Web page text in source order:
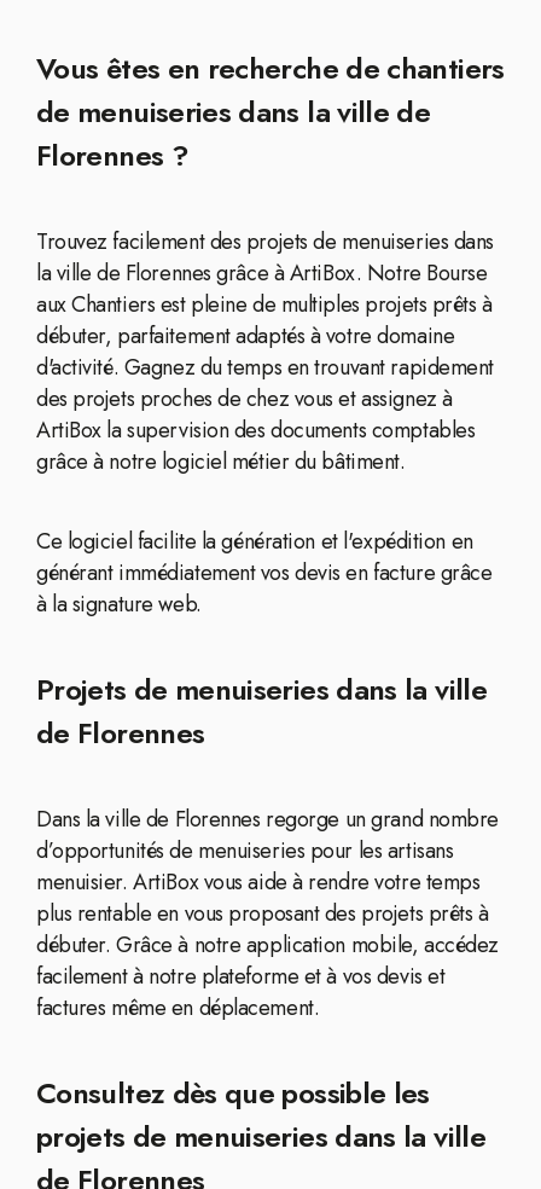
Vous êtes en recherche de chantiers
de menuiseries dans la ville de
Florennes ?
Trouvez facilement des projets de menuiseries dans
la ville de Florennes grâce à ArtiBox. Notre Bourse
aux Chantiers est pleine de multiples projets prêts à
débuter, parfaitement adaptés à votre domaine
d'activité. Gagnez du temps en trouvant rapidement
des projets proches de chez vous et assignez à
ArtiBox la supervision des documents comptables
grâce à notre logiciel métier du bâtiment.
Ce logiciel facilite la génération et l'expédition en
générant immédiatement vos devis en facture grâce
à la signature web.
Projets de menuiseries dans la ville
de Florennes
Dans la ville de Florennes regorge un grand nombre
d’opportunités de menuiseries pour les artisans
menuisier. ArtiBox vous aide à rendre votre temps
plus rentable en vous proposant des projets prêts à
débuter. Grâce à notre application mobile, accédez
facilement à notre plateforme et à vos devis et
factures même en déplacement.
Consultez dès que possible les
projets de menuiseries dans la ville
de Florennes